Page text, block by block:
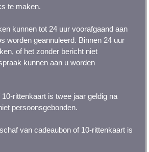
te maken.
kunnen tot 24 uur voorafgaand aan
worden geannuleerd. Binnen 24 uur
of het zonder bericht niet
kunnen aan u worden
rittenkaart is twee jaar geldig na
persoonsgebonden.
van cadeaubon of 10-rittenkaart is